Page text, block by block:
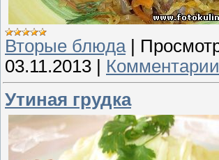
Вторые блюда|
03.11.2013
Утиная грудка